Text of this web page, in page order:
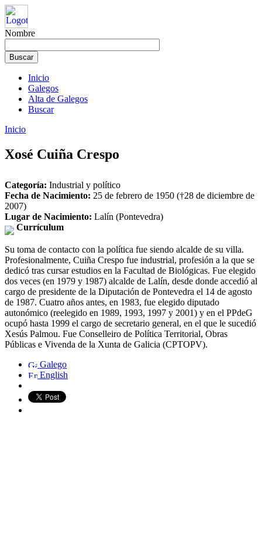
Nombre
Inicio
Galegos
Alta de Galegos
Buscar
Inicio
Xosé Cuiña Crespo
Categoría: Industrial y político
Fecha de Nacimiento: 25 de febrero de 1950 (†28 de diciembre de
2007)
Lugar de Nacimiento: Lalín (Pontevedra)
Currículum
Su toma de contacto con la política fue siendo alcalde de su villa.
Profesionalmente, Cuiña Crespo fue industrial, profesión a la que se
dedicó tras cursar estudios en la Facultad de Biológicas. Fue elegido
dos veces (en 1979 y 1987) alcalde de Lalín, desde donde accedió al
cargo de presidente de la Diputación de Pontevedra el 14 de agosto
de 1987. Cuatro años antes, en 1983, fue elegido diputado
autonómico (reelegido en 1989, 1993, 1997 y 2001) y en el PPdeG
ocupó hasta 1999 el cargo de secretario general, en el que le sucedió
Xesús Palmou. Fue Conselleiro de Política Territorial, Obras
Públicas e Vivenda de la Xunta de Galicia (CPTOPV).
Galego
English